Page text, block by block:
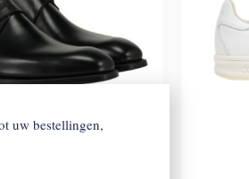
uw bestellingen,